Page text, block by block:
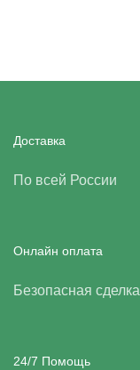
Доставка
По всей России
Онлайн оплата
Безопасная сделка
24/7 Помощь